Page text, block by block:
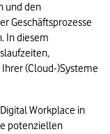
und den
Geschäftsprozesse
In diesem
(Cloud-)Systeme
Workplace in
potenziellen